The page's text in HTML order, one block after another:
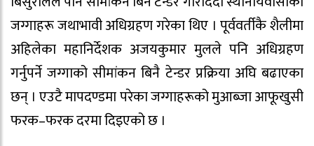
जग्गाहरू जथाभावी अधिग्रहण गरेका थिए । पूर्ववर्तीकै शैलीमा
अहिलेका महानिर्देशक अजयकुमार मुलले पनि अधिग्रहण
गर्नुपर्ने जग्गाको सीमांकन बिनै टेन्डर प्रक्रिया अघि बढाएका
छन् । एउटै मापदण्डमा परेका जग्गाहरूको मुआब्जा आफूखुसी
फरक–फरक दरमा दिइएको छ ।